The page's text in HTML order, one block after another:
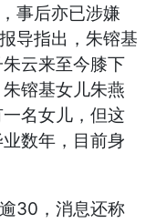
事后亦已涉嫌
导指出，朱镕基
云来至今膝下
镕基女儿朱燕
名女儿，但这
数年，目前身
30，消息还称